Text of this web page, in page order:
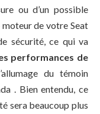
ou d’un possible
de votre Seat
sécurité, ce qui va
performances de
du témoin
. Bien entendu, ce
sera beaucoup plus